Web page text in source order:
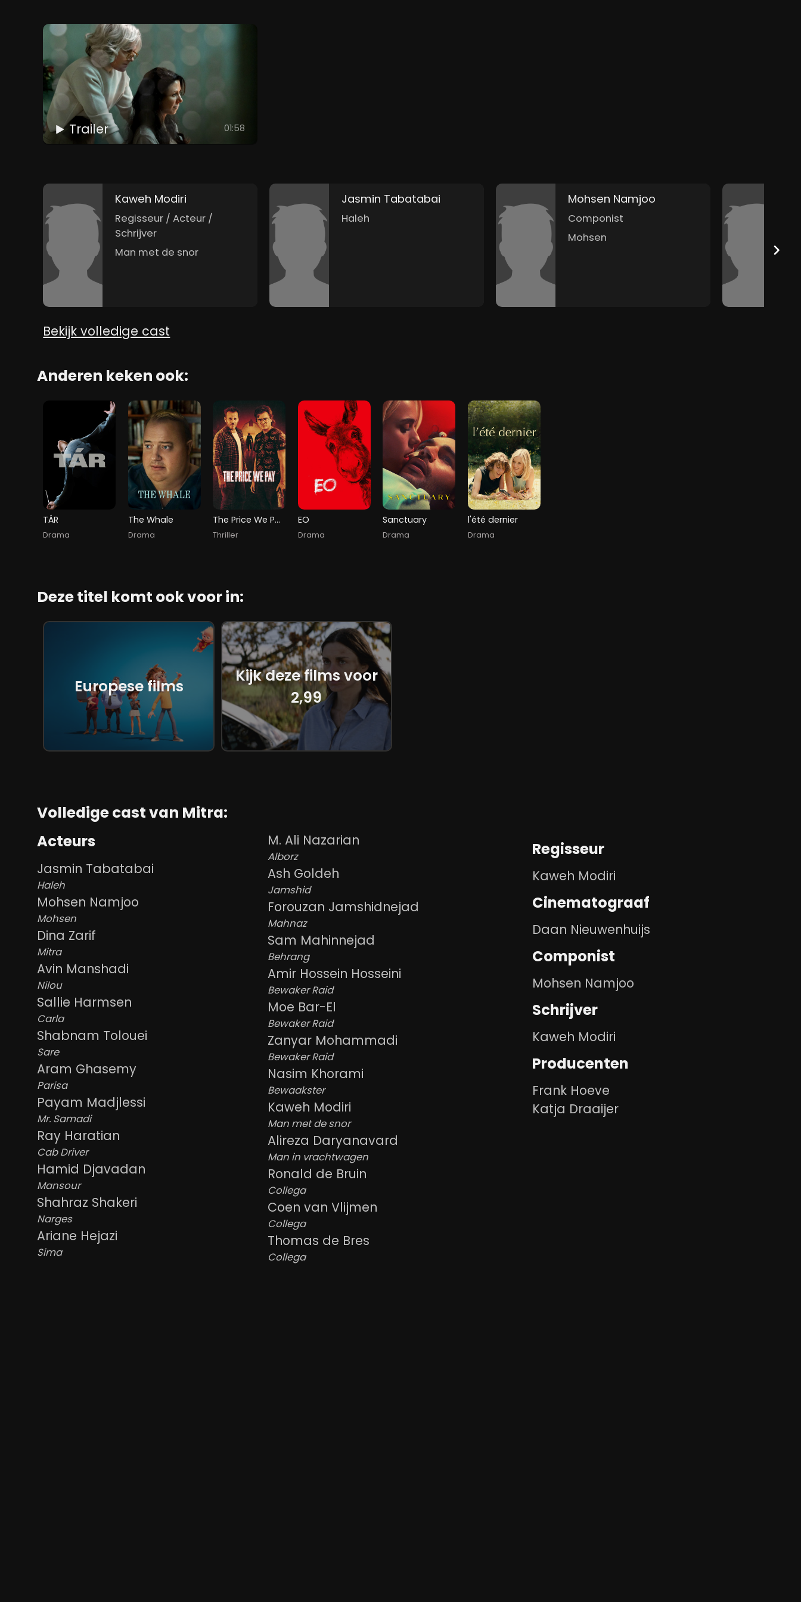
Trailer 01:58
Kaweh Modiri
Regisseur / Acteur /
Schrijver
Man met de snor
Jasmin Tabatabai
Haleh
Mohsen Namjoo
Componist
Mohsen
Bekijk volledige cast
Anderen keken ook:
TÁR
Drama
The Whale
Drama
The Price We Pay
Thriller
EO
Drama
Sanctuary
Drama
l'été dernier
Drama
Deze titel komt ook voor in:
Europese films
Kijk deze films voor
2,99
Volledige cast van Mitra:
Acteurs
Jasmin Tabatabai
Haleh
Mohsen Namjoo
Mohsen
Dina Zarif
Mitra
Avin Manshadi
Nilou
Sallie Harmsen
Carla
Shabnam Tolouei
Sare
Aram Ghasemy
Parisa
Payam Madjlessi
Mr. Samadi
Ray Haratian
Cab Driver
Hamid Djavadan
Mansour
Shahraz Shakeri
Narges
Ariane Hejazi
Sima
M. Ali Nazarian
Alborz
Ash Goldeh
Jamshid
Forouzan Jamshidnejad
Mahnaz
Sam Mahinnejad
Behrang
Amir Hossein Hosseini
Bewaker Raid
Moe Bar-El
Bewaker Raid
Zanyar Mohammadi
Bewaker Raid
Nasim Khorami
Bewaakster
Kaweh Modiri
Man met de snor
Alireza Daryanavard
Man in vrachtwagen
Ronald de Bruin
Collega
Coen van Vlijmen
Collega
Thomas de Bres
Collega
Regisseur
Kaweh Modiri
Cinematograaf
Daan Nieuwenhuijs
Componist
Mohsen Namjoo
Schrijver
Kaweh Modiri
Producenten
Frank Hoeve
Katja Draaijer